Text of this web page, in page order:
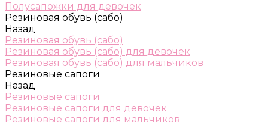
Полусапожки для девочек
Резиновая обувь (сабо)
Назад
Резиновая обувь (сабо)
Резиновая обувь (сабо) для девочек
Резиновая обувь (сабо) для мальчиков
Резиновые сапоги
Назад
Резиновые сапоги
Резиновые сапоги для девочек
Резиновые сапоги для мальчиков